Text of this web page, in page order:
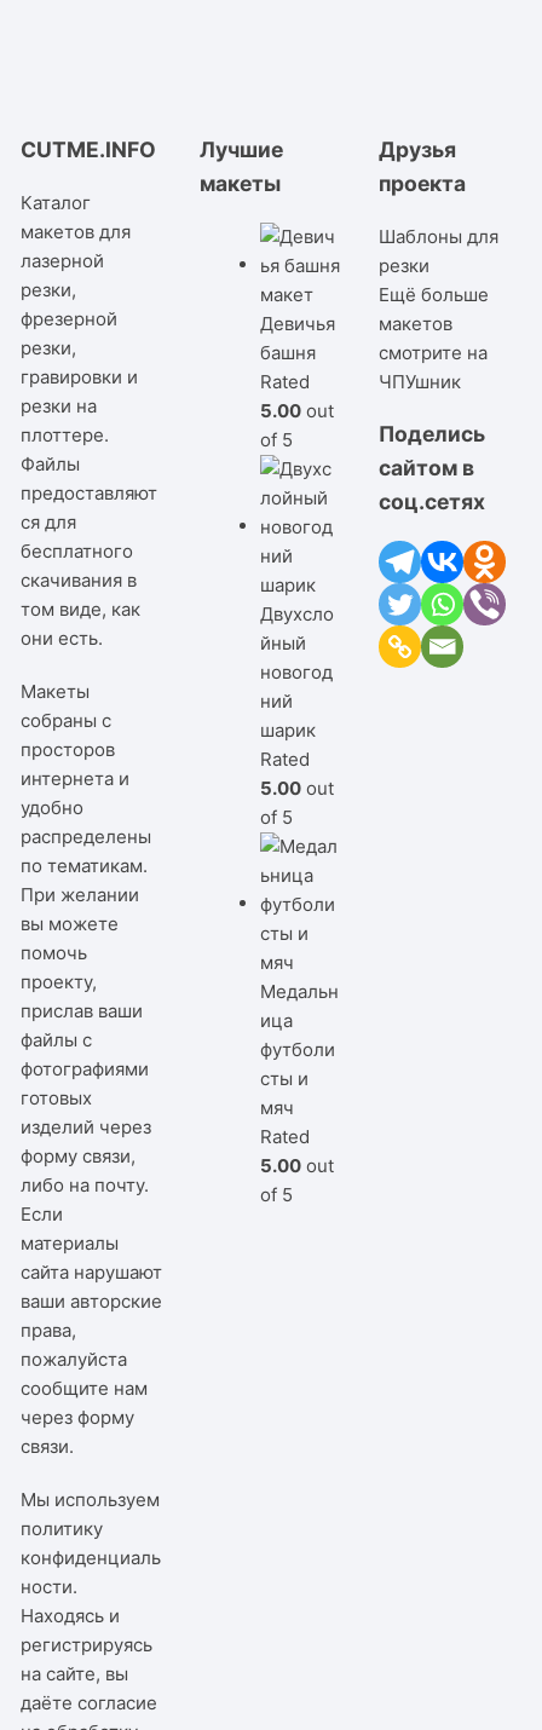
CUTME.INFO
Каталог
макетов для
лазерной
резки,
фрезерной
резки,
гравировки и
резки на
плоттере.
Файлы
предоставляют
ся для
бесплатного
скачивания в
том виде, как
они есть.
Макеты
собраны с
просторов
интернета и
удобно
распределены
по тематикам.
При желании
вы можете
помочь
проекту,
прислав ваши
файлы с
фотографиями
готовых
изделий через
форму связи,
либо на почту.
Если
материалы
сайта нарушают
ваши авторские
права,
пожалуйста
сообщите нам
черезформу
связи.
Мы используем
политику
конфиденциаль
ности.
Находясь и
регистрируясь
на сайте, вы
даёте согласие
Лучшие
макеты
Девичья
башня
Rated
5.00 out
of 5
Двухсло
йный
новогод
ний
шарик
Rated
5.00 out
of 5
Медальн
ица
футболи
сты и
мяч
Rated
5.00 out
of 5
Друзья
проекта
Шаблоны для
резки
Ещё больше
макетов
смотрите на
ЧПУшник
Поделись
сайтом в
соц.сетях